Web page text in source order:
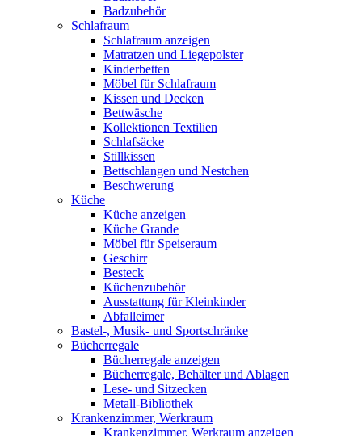
Badzubehör
Schlafraum
Schlafraum anzeigen
Matratzen und Liegepolster
Kinderbetten
Möbel für Schlafraum
Kissen und Decken
Bettwäsche
Kollektionen Textilien
Schlafsäcke
Stillkissen
Bettschlangen und Nestchen
Beschwerung
Küche
Küche anzeigen
Küche Grande
Möbel für Speiseraum
Geschirr
Besteck
Küchenzubehör
Ausstattung für Kleinkinder
Abfalleimer
Bastel-, Musik- und Sportschränke
Bücherregale
Bücherregale anzeigen
Bücherregale, Behälter und Ablagen
Lese- und Sitzecken
Metall-Bibliothek
Krankenzimmer, Werkraum
Krankenzimmer, Werkraum anzeigen